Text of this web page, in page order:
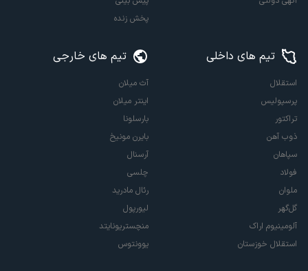
پخش زنده
تیم های داخلی
استقلال
پرسپولیس
تراکتور
ذوب آهن
سپاهان
فولاد
ملوان
گل‌گهر
آلومینیوم اراک
استقلال خوزستان
تیم های خارجی
آث میلان
اینتر میلان
بارسلونا
بایرن مونیخ
آرسنال
چلسی
رئال مادرید
لیورپول
منچستریونایتد
یوونتوس